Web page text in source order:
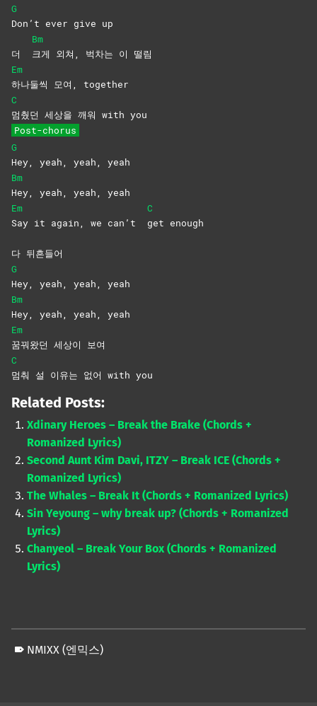
G
Don’t ever give up
더
Bm
크게 외쳐, 벅차는 이 떨림
Em
하나둘씩 모여, together
C
멈췄던 세상을 깨워 with you
Post-chorus
G
Hey, yeah, yeah, yeah
Bm
Hey, yeah, yeah, yeah
Em
Say it again, we can’t
C
get enough
다 뒤흔들어
G
Hey, yeah, yeah, yeah
Bm
Hey, yeah, yeah, yeah
Em
꿈꿔왔던 세상이 보여
C
멈춰 설 이유는 없어 with you
Related Posts:
Xdinary Heroes – Break the Brake (Chords +
Romanized Lyrics)
Second Aunt Kim Davi, ITZY – Break ICE (Chords +
Romanized Lyrics)
The Whales – Break It (Chords + Romanized Lyrics)
Sin Yeyoung – why break up? (Chords + Romanized
Lyrics)
Chanyeol – Break Your Box (Chords + Romanized
Lyrics)
NMIXX (엔믹스)